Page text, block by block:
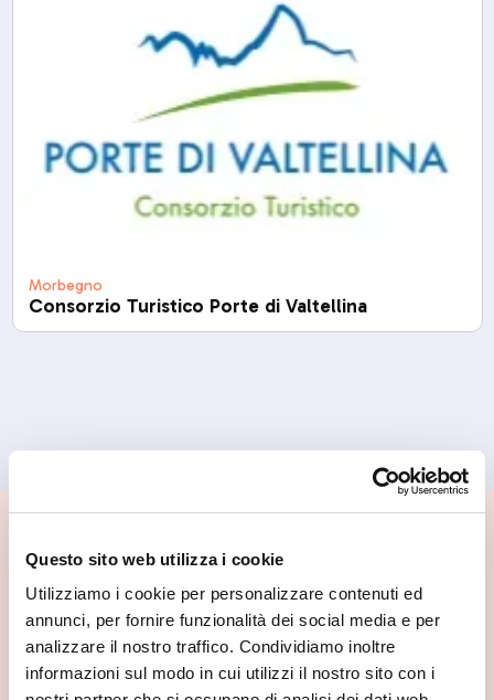
Questo sito web utilizza i cookie
Utilizziamo i cookie per personalizzare contenuti ed
annunci, per fornire funzionalità dei social media e per
analizzare il nostro traffico. Condividiamo inoltre
informazioni sul modo in cui utilizzi il nostro sito con i
Morbegno
Consorzio Turistico Porte di Valtellina
📍 Cosa vedere nei dintorni
Se vuoi scoprire di più su questa zona, qui trovi altri
spunti utili.